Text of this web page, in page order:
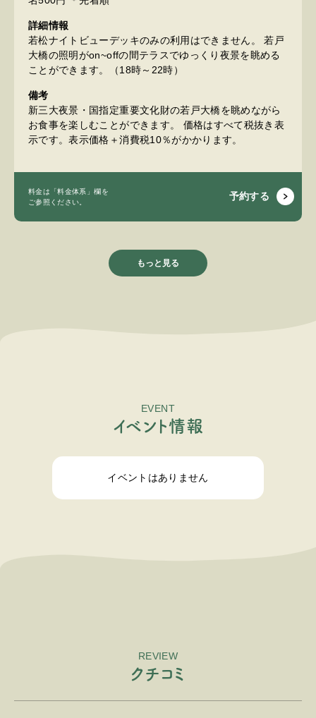
詳細情報
若松ナイトビューデッキのみの利用はできません。 若戸
大橋の照明がon~offの間テラスでゆっくり夜景を眺める
ことができます。（18時～22時）
備考
新三大夜景・国指定重要文化財の若戸大橋を眺めながら
お食事を楽しむことができます。 価格はすべて税抜き表
示です。表示価格＋消費税10％がかかります。
料金は「料金体系」欄を
ご参照ください。
予約する
もっと見る
EVENT
イベン ト情報
イベントはありません
REVIEW
ク チ コ ミ